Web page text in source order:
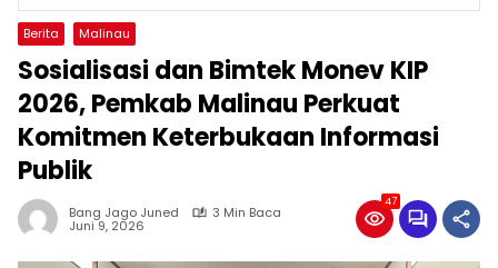
Berita Malinau
Sosialisasi dan Bimtek Monev KIP
2026, Pemkab Malinau Perkuat
Komitmen Keterbukaan Informasi
Publik
Bang Jago Juned 3 Min Baca
Juni 9, 2026
47